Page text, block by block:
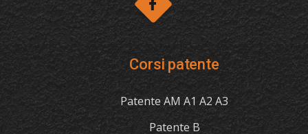
Corsi patente
Patente AM A1 A2 A3
Patente B